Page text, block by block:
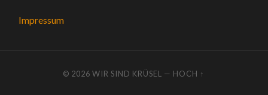
Impressum
© 2026WIR SIND KRÜSEL — HOCH ↑